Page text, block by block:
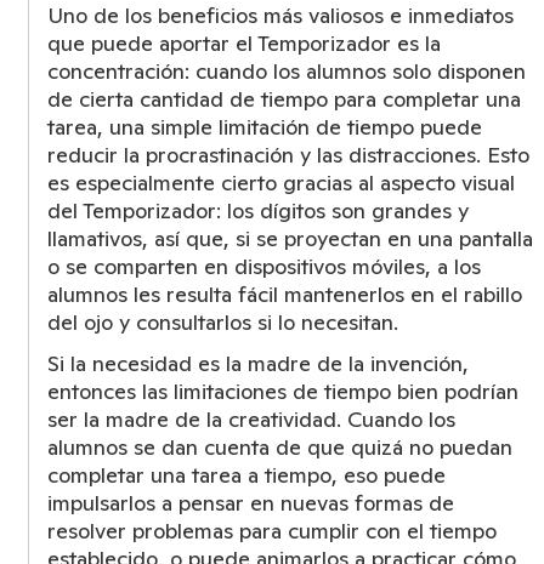
Uno de los beneficios más valiosos e inmediatos
que puede aportar el Temporizador es la
concentración: cuando los alumnos solo disponen
de cierta cantidad de tiempo para completar una
tarea, una simple limitación de tiempo puede
reducir la procrastinación y las distracciones. Esto
es especialmente cierto gracias al aspecto visual
del Temporizador: los dígitos son grandes y
llamativos, así que, si se proyectan en una pantalla
o se comparten en dispositivos móviles, a los
alumnos les resulta fácil mantenerlos en el rabillo
del ojo y consultarlos si lo necesitan.
Si la necesidad es la madre de la invención,
entonces las limitaciones de tiempo bien podrían
ser la madre de la creatividad. Cuando los
alumnos se dan cuenta de que quizá no puedan
completar una tarea a tiempo, eso puede
impulsarlos a pensar en nuevas formas de
resolver problemas para cumplir con el tiempo